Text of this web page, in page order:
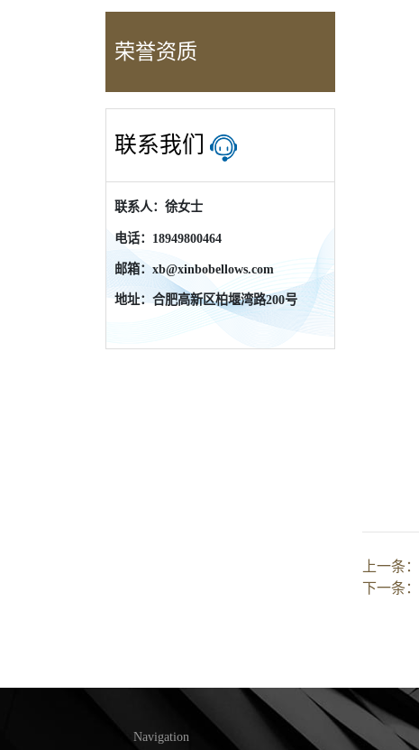
荣誉资质
联系我们
联系人：徐女士
电话：18949800464
邮箱：xb@xinbobellows.com
地址：合肥高新区柏堰湾路200号
上一条：
下一条：
Navigation